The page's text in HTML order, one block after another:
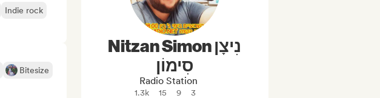
Indie rock
Bitesize
Nitzan Simon נִיצָן
סִימוֹן
Radio Station
1.3k 15 9
3